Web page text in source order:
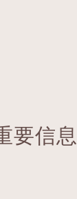
要信息